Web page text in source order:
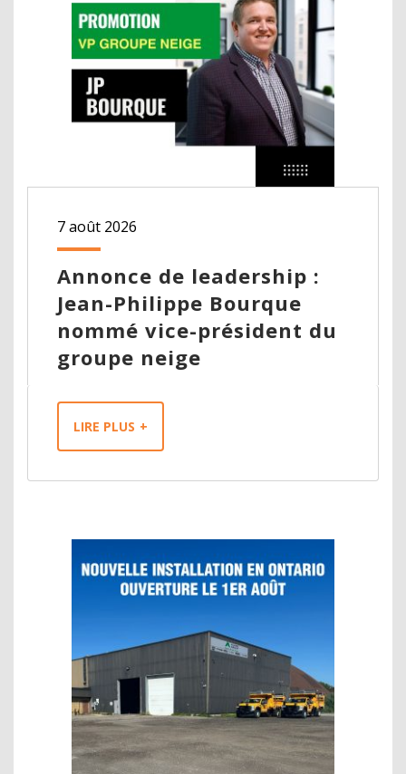
Annonce de leadership :
Jean-Philippe Bourque
nommé vice-président du
groupe neige
7 août 2026
LIRE PLUS